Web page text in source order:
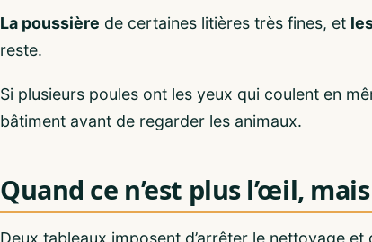
La poussière de certaines litières très fines, et
reste.
Si plusieurs poules ont les yeux qui coulent en
bâtiment avant de regarder les animaux.
Quand ce n’est plus l’œil,